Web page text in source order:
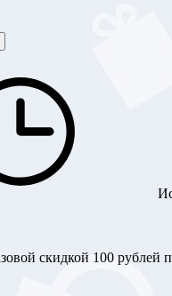
скидкой 100 рублей